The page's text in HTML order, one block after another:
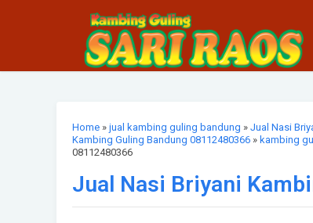
Home » jual kambing guling bandung » Jual Nasi
Kambing Guling Bandung 08112480366 » kambing
08112480366
Jual Nasi Briyani